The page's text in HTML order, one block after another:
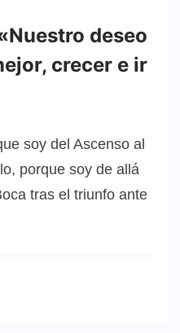
deseo
crecer e ir
soy del Ascenso al
porque soy de allá
tras el triunfo ante